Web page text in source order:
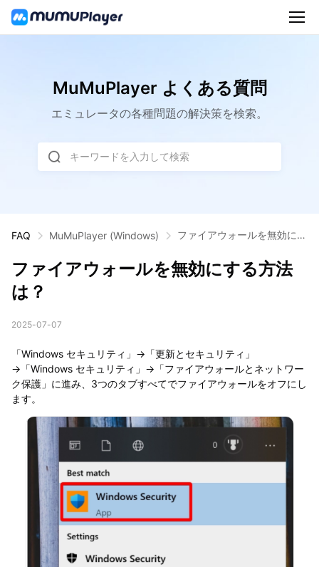
MuMuPlayer よくある質問
エミュレータの各種問題の解決策を検索。
キーワードを入力して検索
FAQ MuMuPlayer (Windows)
ファイアウォールを無効にす
ファイアウォールを無効にする方法
は？
2025-07-07
「Windows セキュリティ」→「更新とセキュリティ」
→「Windows セキュリティ」→「ファイアウォールとネットワー
ク保護」に進み、3つのタブすべてでファイアウォールをオフにし
ます。